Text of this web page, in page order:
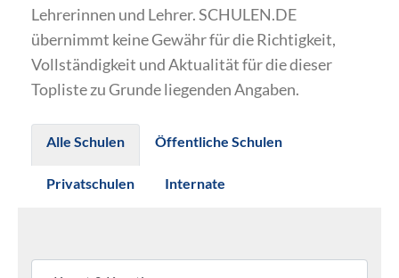
Lehrerinnen und Lehrer. SCHULEN.DE
übernimmt keine Gewähr für die Richtigkeit,
Vollständigkeit und Aktualität für die dieser
Topliste zu Grunde liegenden Angaben.
Alle Schulen Öffentliche Schulen
Privatschulen Internate